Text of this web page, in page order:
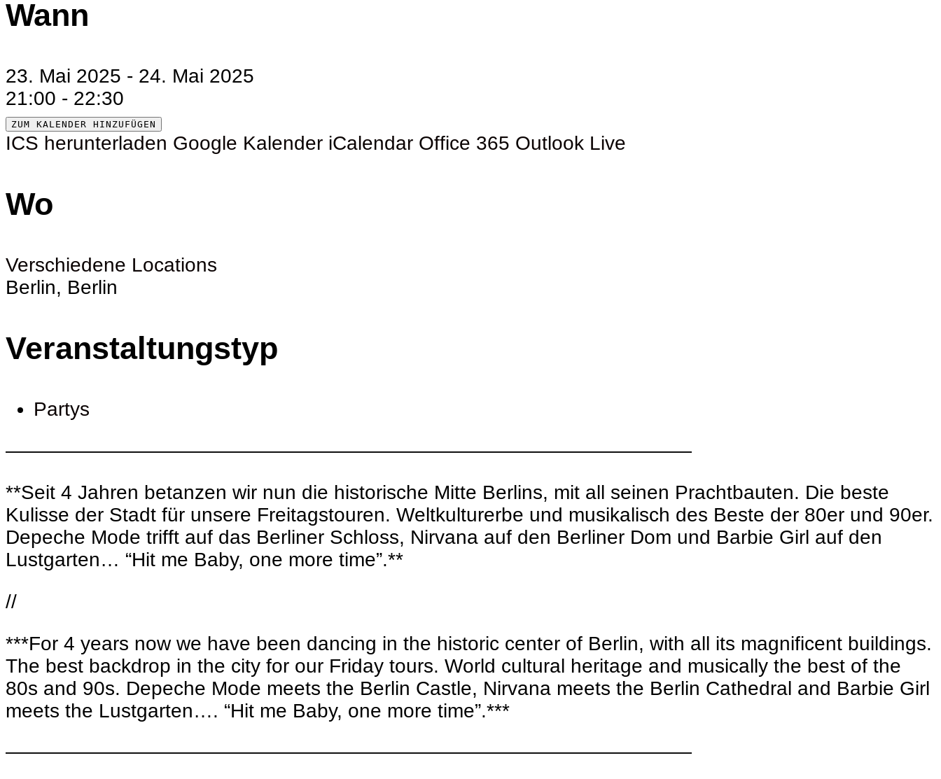
Wann
23. Mai 2025 - 24. Mai 2025
21:00 - 22:30
ZUM KALENDER HINZUFÜGEN
ICS herunterladen Google Kalender iCalendar Office 365 Outlook Live
Wo
Verschiedene Locations
Berlin, Berlin
Veranstaltungstyp
Partys
———————————————————————————————————
**Seit 4 Jahren betanzen wir nun die historische Mitte Berlins, mit all seinen Prachtbauten. Die beste
Kulisse der Stadt für unsere Freitagstouren. Weltkulturerbe und musikalisch des Beste der 80er und 90er.
Depeche Mode trifft auf das Berliner Schloss, Nirvana auf den Berliner Dom und Barbie Girl auf den
Lustgarten… “Hit me Baby, one more time”.**
//
***For 4 years now we have been dancing in the historic center of Berlin, with all its magnificent buildings.
The best backdrop in the city for our Friday tours. World cultural heritage and musically the best of the
80s and 90s. Depeche Mode meets the Berlin Castle, Nirvana meets the Berlin Cathedral and Barbie Girl
meets the Lustgarten…. “Hit me Baby, one more time”.***
———————————————————————————————————